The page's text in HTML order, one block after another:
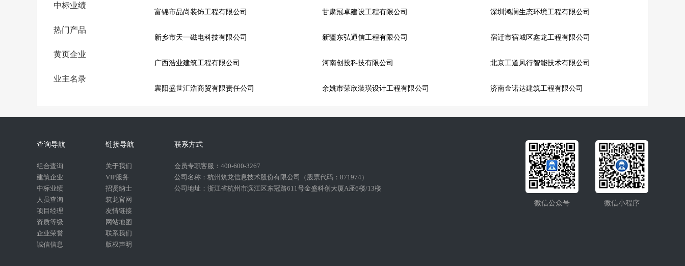
中标业绩
热门产品
黄页企业
业主名录
富锦市品尚装饰工程有限公司 甘肃冠卓建设工程有限公司 深圳鸿澜生态环境工程有限公司
新乡市天一磁电科技有限公司 新疆东弘通信工程有限公司 宿迁市宿城区鑫龙工程有限公司
广西浩业建筑工程有限公司 河南创投科技有限公司 北京工道风行智能技术有限公司
襄阳盛世汇浩商贸有限责任公司 余姚市荣欣装璜设计工程有限公司 济南金诺达建筑工程有限公司
查询导航
组合查询
建筑企业
中标业绩
人员查询
项目经理
资质等级
企业荣誉
诚信信息
链接导航
关于我们
VIP服务
招贤纳士
筑龙官网
友情链接
网站地图
联系我们
版权声明
联系方式
会员专职客服：400-600-3267
公司名称：杭州筑龙信息技术股份有限公司（股票代码：871974）
公司地址：浙江省杭州市滨江区东冠路611号金盛科创大厦A座6楼/13楼
微信公众号
微信小程序